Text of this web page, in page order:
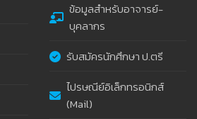
ข้อมูลสำหรับอาจารย์-
บุคลากร
รับสมัครนักศึกษา ป.ตรี
ไปรษณีย์อิเล็กทรอนิกส์
(Mail)